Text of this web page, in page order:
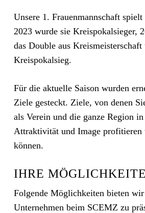
Unsere 1. Frauenmannschaft
2023 wurde sie Kreispokalsieger,
das Double aus Kreismeisterschaft
Kreispokalsieg.
Für die aktuelle Saison wurden
Ziele gesteckt. Ziele, von denen
als Verein und die ganze Region
Attraktivität und Image profitieren
können.
IHRE
Folgende Möglichkeiten bieten
Unternehmen beim SCEMZ zu